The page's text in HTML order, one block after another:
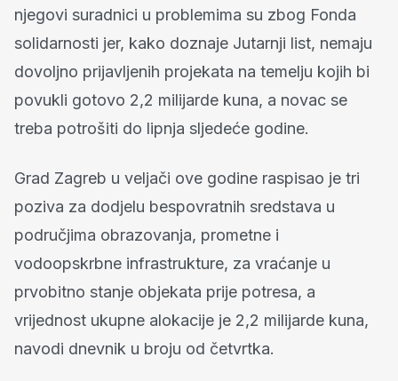
njegovi suradnici u problemima su zbog Fonda
solidarnosti jer, kako doznaje Jutarnji list, nemaju
dovoljno prijavljenih projekata na temelju kojih bi
povukli gotovo 2,2 milijarde kuna, a novac se
treba potrošiti do lipnja sljedeće godine.
Grad Zagreb u veljači ove godine raspisao je tri
poziva za dodjelu bespovratnih sredstava u
područjima obrazovanja, prometne i
vodoopskrbne infrastrukture, za vraćanje u
prvobitno stanje objekata prije potresa, a
vrijednost ukupne alokacije je 2,2 milijarde kuna,
navodi dnevnik u broju od četvrtka.